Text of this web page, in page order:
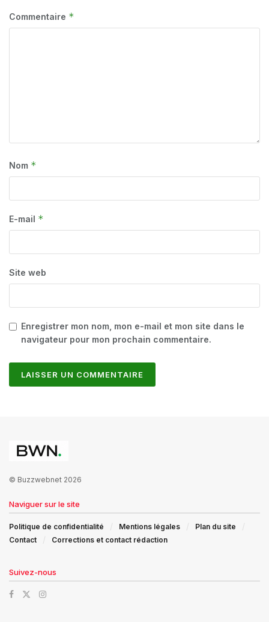
Commentaire *
Nom *
E-mail *
Site web
Enregistrer mon nom, mon e-mail et mon site dans le
navigateur pour mon prochain commentaire.
© Buzzwebnet 2026
Naviguer sur le site
Politique de confidentialité Mentions légales
Plan du site
Contact
Corrections et contact rédaction
Suivez-nous